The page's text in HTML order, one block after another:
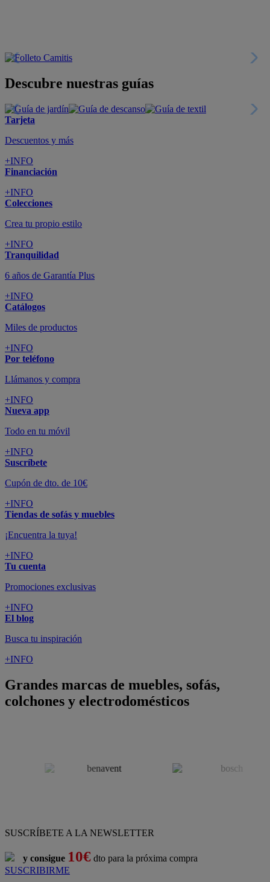
Descubre nuestras guías
Tarjeta
Descuentos y más
+INFO
Financiación
+INFO
Colecciones
Crea tu propio estilo
+INFO
Tranquilidad
6 años de Garantía Plus
+INFO
Catálogos
Miles de productos
+INFO
Por teléfono
Llámanos y compra
+INFO
Nueva app
Todo en tu móvil
+INFO
Suscríbete
Cupón de dto. de 10€
+INFO
Tiendas de sofás y muebles
¡Encuentra la tuya!
+INFO
Tu cuenta
Promociones exclusivas
+INFO
El blog
Busca tu inspiración
+INFO
Grandes marcas de muebles, sofás,
colchones y electrodomésticos
SUSCRÍBETE A LA NEWSLETTER
y consigue 10€ dto para la próxima compra
SUSCRIBIRME